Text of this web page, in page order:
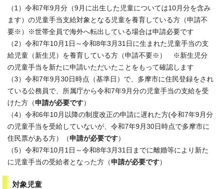
（1）令和7年9月分（9月に出生した児童については10月分を含み
ます）の児童手当支給対象となる児童を養育している方（申請不
要※）※世帯全員で海外へ転出している場合は申請必要です
（2）令和7年10月1日～令和8年3月31日に生まれた児童手当の支
給児童（新生児）を養育している方（申請不要※） ※新生児分
の児童手当を新たに申請いただいたことをもって確認します
（3）令和7年9月30日時点（基準日）で、多摩市に住民登録をされ
ている公務員で、所属庁から令和7年9月分の児童手当の支給を受
けた方（申請が必要です）
（4）令和6年10月以降の制度改正の申請に遅れた方(令和7年9月分
の児童手当を受給していないが、令和7年9月30日時点で多摩市に
住民票がある方）（申請が必要です）
（5）令和7年10月1日～令和8年3月31日までに離婚等により新た
に児童手当の受給者となった方（申請が必要です）
対象児童